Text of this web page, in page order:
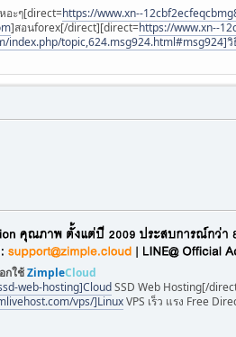
อะๆ[direct=https://www.xn--
]สอนforex[/direct][direct=https://www.xn--
index.php/topic,624.msg924.html#msg924]
กใช้ZimpleCloud
web-hosting]CloudSSD Web Hosting[/
vps/]LinuxVPS เร็ว แรง Free